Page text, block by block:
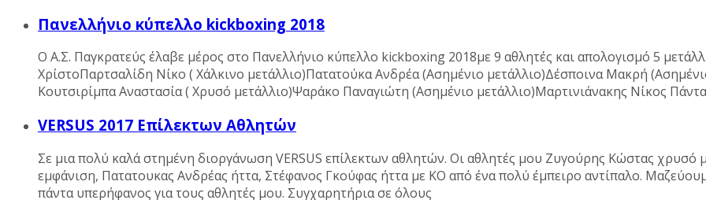
Πανελλήνιο κύπελλο kickboxing 2018
Ο Α.Σ. Παγκρατεύς έλαβε μέρος στο Πανελλήνιο κύπελλο kickboxing 2018με 9 αθλητές και απολογισμό 5
ΧρίστοΠαρτσαλίδη Νίκο ( Χάλκινο μετάλλιο)Πατατούκα Ανδρέα (Ασημένιο μετάλλιο)Δέσποινα Μακρή
Κουτσιρίμπα Αναστασία ( Χρυσό μετάλλιο)Ψαράκο Παναγιώτη (Ασημένιο μετάλλιο)Μαρτινιάνακης Νίκος
VERSUS 2017 Επίλεκτων Αθλητών
Σε μια πολύ καλά στημένη διοργάνωση VERSUS επίλεκτων αθλητών. Oι αθλητές μου Ζυγούρης Κώστας χρυσό
εμφάνιση, Πατατουκας Ανδρέας ήττα, Στέφανος Γκούφας ήττα με ΚΟ από ένα πολύ έμπειρο αντίπαλο.
πάντα υπερήφανος για τους αθλητές μου. Συγχαρητήρια σε όλους